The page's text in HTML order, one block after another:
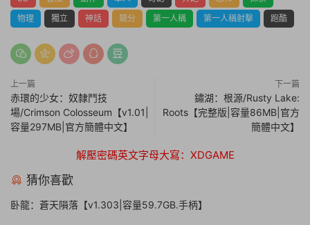
物理
獨立 神話 競分 第一人稱 第一人稱射擊 跑酷
上一篇
赤環的少女：奴隸鬥技
場/Crimson Colosseum【v1.01|
容量297MB|官方簡體中文】
下一篇
鏽湖：根源/Rusty Lake:
Roots【完整版|容量86MB|官方
簡體中文】
解壓密碼英文字母大寫：XDGAME
猜你喜歡
卧龍：蒼天隕落【v1.303|容量59.7GB.手柄】